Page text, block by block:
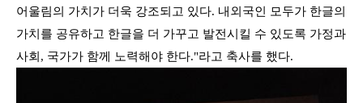
어울림의 가치가 더욱 강조되고 있다. 내외국인 모두가 한글의
가치를 공유하고 한글을 더 가꾸고 발전시킬 수 있도록 가정과
사회 , 국가가 함께 노력해야 한다."라고 축사를 했다.